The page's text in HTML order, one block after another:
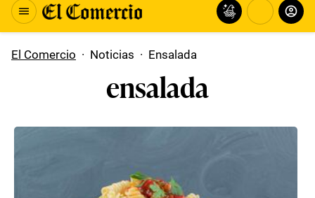
El Comercio · Noticias · Ensalada
ensalada